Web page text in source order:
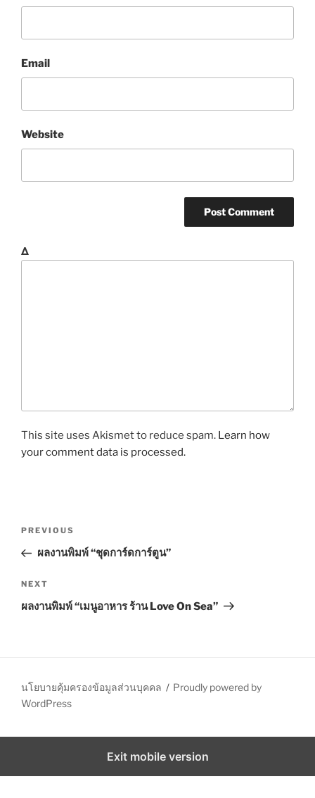
Email
Website
Δ
This site uses Akismet to reduce spam. Learn how
your comment data is processed.
s
t
n
g
a
i
n
P
r
v
o
s
PREVIOUS
ผลงานพิมพ์ “ชุดการ์ดการ์ตูน”
N
e
s
t
NEXT
ผลงานพิมพ์ “เมนูอาหาร ร้าน Love On Sea”
นโยบายคุ้มครองข้อมูลส่วนบุคคล
Proudly powered by
WordPress
Exit mobile version